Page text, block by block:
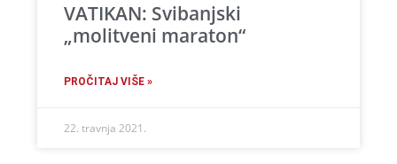
VATIKAN: Svibanjski
„molitveni maraton“
PROČITAJ VIŠE »
22. travnja 2021.